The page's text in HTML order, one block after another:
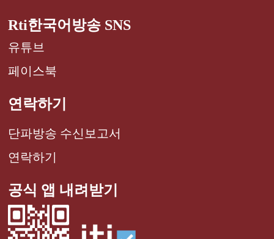
Rti한국어방송 SNS
유튜브
페이스북
연락하기
단파방송 수신보고서
연락하기
공식 앱 내려받기